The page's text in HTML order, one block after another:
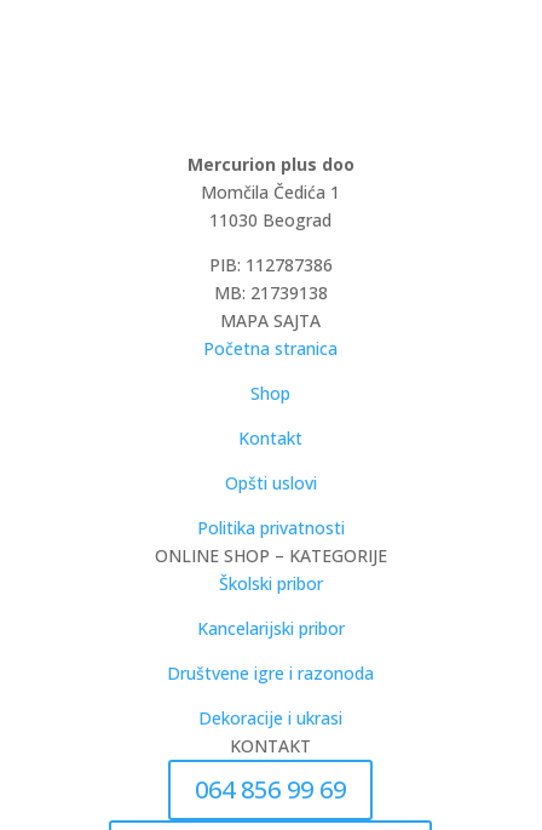
Mercurion plus doo
Momčila Čedića 1
11030 Beograd
PIB: 112787386
MB: 21739138
MAPA SAJTA
Početna stranica
Shop
Kontakt
Opšti uslovi
Politika privatnosti
ONLINE SHOP – KATEGORIJE
Školski pribor
Kancelarijski pribor
Društvene igre i razonoda
Dekoracije i ukrasi
KONTAKT
064 856 99 69